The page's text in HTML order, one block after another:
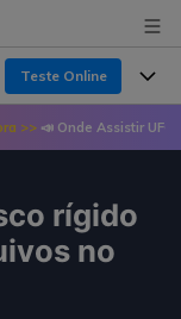
Teste Online
de dados
Assistir UFC de Graça?
rígido
no